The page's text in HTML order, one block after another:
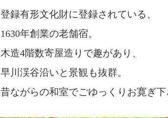
登録有形文化財に登録されている、
1630年創業の老舗宿。
木造4階数寄屋造りで趣があり、
早川渓谷沿いと景観も抜群。
昔ながらの和室でごゆっくりお寛ぎ下